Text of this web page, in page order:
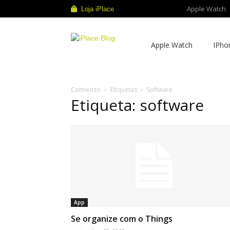
Loja iPlace Apple Watch
Apple Watch
Comienzo Etiquetas Software
Etiqueta: software
App
Se organize com o Things